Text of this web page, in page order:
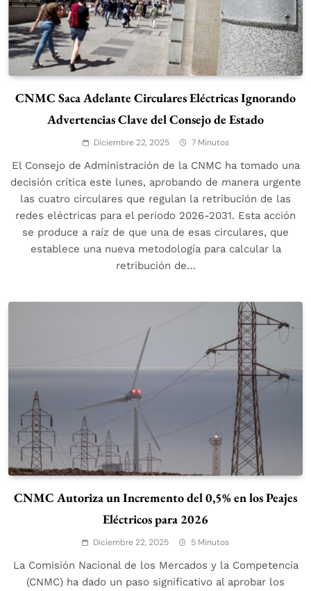
CNMC Saca Adelante Circulares Eléctricas Ignorando
Advertencias Clave del Consejo de Estado
Diciembre 22, 2025 7 Minutos
El Consejo de Administración de la CNMC ha tomado una
decisión crítica este lunes, aprobando de manera urgente
las cuatro circulares que regulan la retribución de las
redes eléctricas para el periodo 2026-2031. Esta acción
se produce a raíz de que una de esas circulares, que
establece una nueva metodología para calcular la
retribución de…
CNMC Autoriza un Incremento del 0,5% en los Peajes
Eléctricos para 2026
Diciembre 22, 2025 5 Minutos
La Comisión Nacional de los Mercados y la Competencia
(CNMC) ha dado un paso significativo al aprobar los